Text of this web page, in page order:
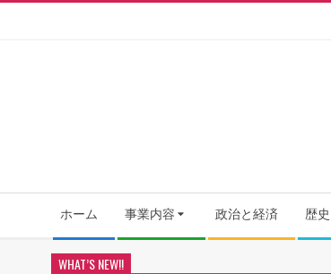
Navigation
Menu
ホーム 事業内容 政治と経済 歴
WHAT’S NEW!!